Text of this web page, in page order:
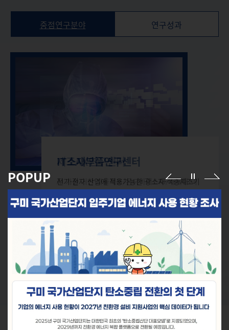
중점연구분야
시험분석평가센터
다양한 산업 분야의 연구개발에 필수적인 연구개
발 시설ㆍ장비를 구축 및 운영하여 구조분석, 특
성평가, 신뢰성 평가 및 실증ㆍ인증시험 및
KOLAS 등 공인시험지원에 집중하고 있습니다.
VIEW +
제조AX연구센터
AI 기술 기반 자율제조/온디바이스AI/차세대 이
동통신 관련 기술개발 및 지원 인프라 구축을 통
해 지역기업의 제조AX 기술 및 제조업 경쟁력 확
보에 집중하고 있습니다.
VIEW +
IT소재부품연구센터
전기·전자 산업에 적용가능한 광소자·적층제조기
술 기반 소재·부품·장비 연구개발과 자체 보유한
슈퍼컴퓨터·융복합시뮬레이션 기술 기반 연구개
발 및 기업지원에 집중하고 있습니다.
VIEW +
연구성과
POPUP